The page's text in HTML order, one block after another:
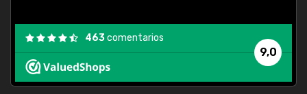
9,0
463comentarios